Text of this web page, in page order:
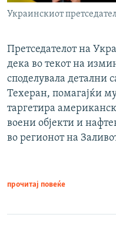
Украинскиот
Претседателот на
дека во текот на
споделувала детални
Техеран, помагајќи
таргетира
воени објекти и
во регионот на
прочитај повеќе